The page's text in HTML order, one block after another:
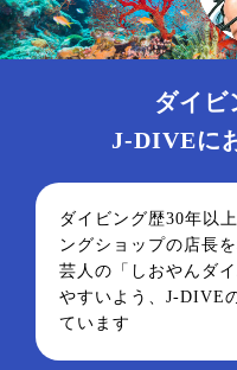
ダイビ
J-DIVEに
ダイビング歴30年以
ングショップの店長
芸人の「しおやんダ
やすいよう、J-DIVE
ています